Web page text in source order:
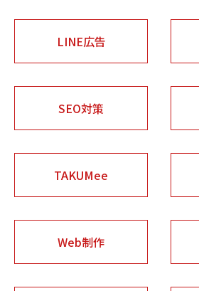
LINE広告
SEO対策
TAKUMee
Web制作